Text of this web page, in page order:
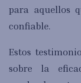
para aquellos
confiable.
Estos
sobre la